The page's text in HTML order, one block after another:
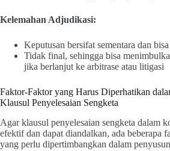
Kelemahan Adjudikasi:
Keputusan bersifat sementara dan
Tidak final, sehingga bisa
jika berlanjut ke arbitrase atau litigasi
Faktor-Faktor yang Harus Diperhatikan
Klausul Penyelesaian Sengketa
Agar klausul penyelesaian sengketa dalam
efektif dan dapat diandalkan, ada beberapa
yang perlu dipertimbangkan dalam